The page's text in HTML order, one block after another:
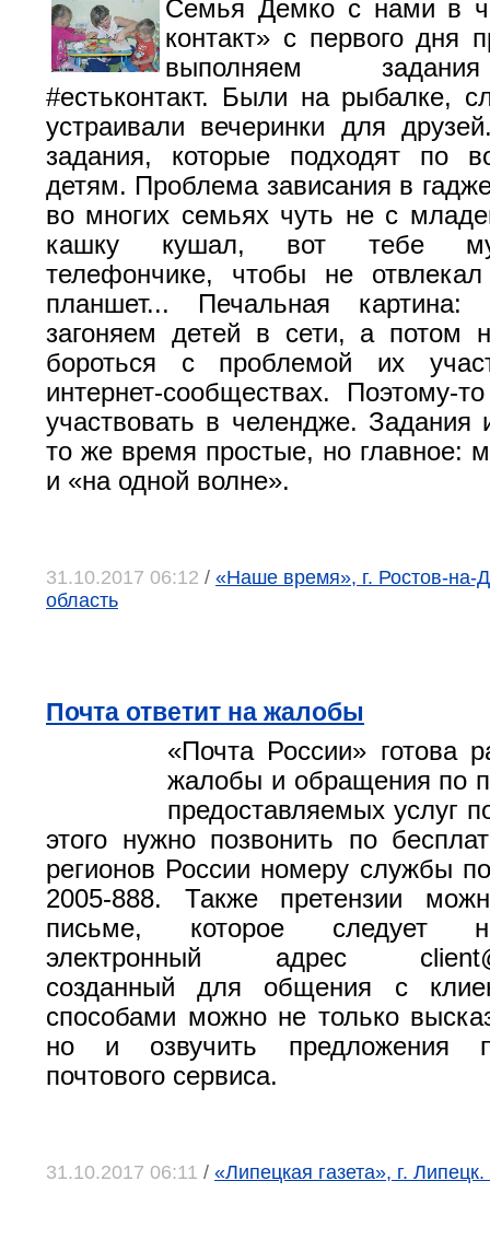
Семья Демко с нами в
контакт» с первого дня
выполняем
#естьконтакт. Были на рыбалке,
устраивали вечеринки для
задания, которые подходят по
детям. Проблема зависания в
во многих семьях чуть не с
кашку кушал, вот тебе
телефончике, чтобы не
планшет... Печальная картина:
загоняем детей в сети, а потом
бороться с проблемой их
интернет-сообществах.
участвовать в челендже. Задания
то же время простые, но главное:
и «на одной волне».
31.10.2017 06:12 / «Наше время», г. Ростов-на-
область
Почта ответит на жалобы
«Почта России» готова
жалобы и обращения по
предоставляемых услуг
этого нужно позвонить по
регионов России номеру службы
2005-888. Также претензии
письме, которое следует
электронный адрес
созданный для общения с
способами можно не только
но и озвучить предложения
почтового сервиса.
31.10.2017 06:11 / «Липецкая газета», г.